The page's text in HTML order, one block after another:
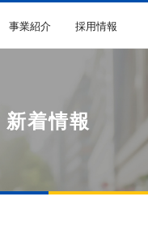
事業紹介 採用情報
新着情報